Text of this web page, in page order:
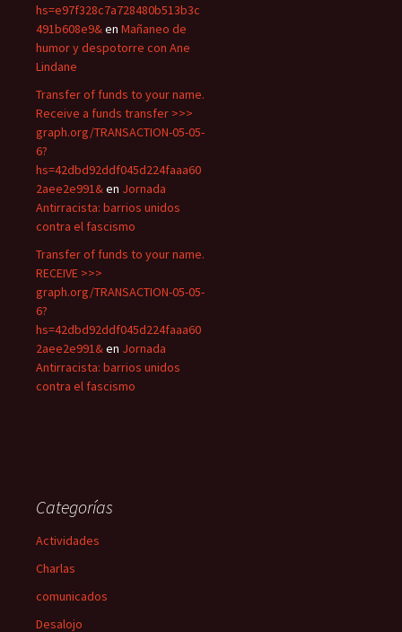
hs=e97f328c7a728480b513b3c
491b608e9&en Mañaneo de
humor y despotorre con Ane
Lindane
Transfer of funds to your name.
Receive a funds transfer >>>
graph.org/TRANSACTION-05-05-
6?
hs=42dbd92ddf045d224faaa60
2aee2e991&en Jornada
Antirracista: barrios unidos
contra el fascismo
Transfer of funds to your name.
RECEIVE >>>
graph.org/TRANSACTION-05-05-
6?
hs=42dbd92ddf045d224faaa60
2aee2e991&en Jornada
Antirracista: barrios unidos
contra el fascismo
Categorías
Actividades
Charlas
comunicados
Desalojo